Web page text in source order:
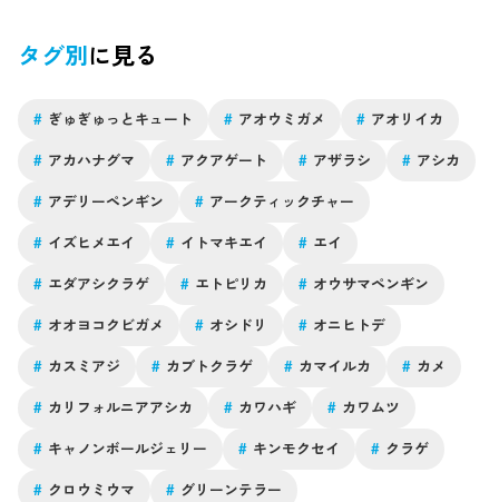
タグ別に見る
# ぎゅぎゅっとキュート # アオウミガメ # アオリイカ
# アカハナグマ # アクアゲート # アザラシ # アシカ
# アデリーペンギン # アークティックチャー
# イズヒメエイ # イトマキエイ # エイ
# エダアシクラゲ # エトピリカ # オウサマペンギン
# オオヨコクビガメ # オシドリ # オニヒトデ
# カスミアジ # カブトクラゲ # カマイルカ # カメ
# カリフォルニアアシカ # カワハギ # カワムツ
# キャノンボールジェリー # キンモクセイ # クラゲ
# クロウミウマ # グリーンテラー